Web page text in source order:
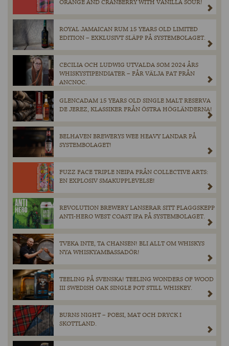
ORANGE AND CRANBERRY WITH VANILLA SOUR!
ROYAL JAMAICAN RUM 15 YEARS OLD LIMITED
EDITION – EXKLUSIVT SLÄPP PÅ SYSTEMBOLAGET.
CECILIA OCH LUDWIG UTVALDA SOM 2024 ÅRS
WHISKYSTIPENDIATER – FÅR VÄLJA FAT FRÅN
ANCNOC.
GLENCADAM 15 YEARS OLD SINGLE MALT RESERVA
DE JEREZ, KLASSIKER FRÅN ÖSTRA HÖGLÄNDERNA!
BELHAVEN BREWERYS WEE HEAVY LANDAR PÅ
SYSTEMBOLAGET!
FUZZ FACE TRIPLE NEIPA FRÅN COLLECTIVE ARTS:
EN EXPLOSIV SMAKUPPLEVELSE!
REVOLUTION BREWERY LANSERAR SITT FLAGGSKEPP
ANTI-HERO WEST COAST IPA PÅ SYSTEMBOLAGET.
TVEKA INTE, TA CHANSEN! BLI ALLT OM WHISKYS
NYA WHISKYAMBASSADÖR!
TEELING PÅ SVENSKA! TEELING WONDERS OF WOOD
III SWEDISH OAK SINGLE POT STILL WHISKEY.
BURNS NIGHT – POESI, MAT OCH DRYCK I
SKOTTLAND.